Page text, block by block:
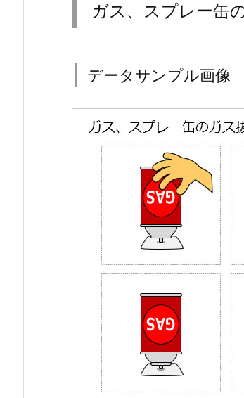
ガス、スプレー缶
データサンプル画像